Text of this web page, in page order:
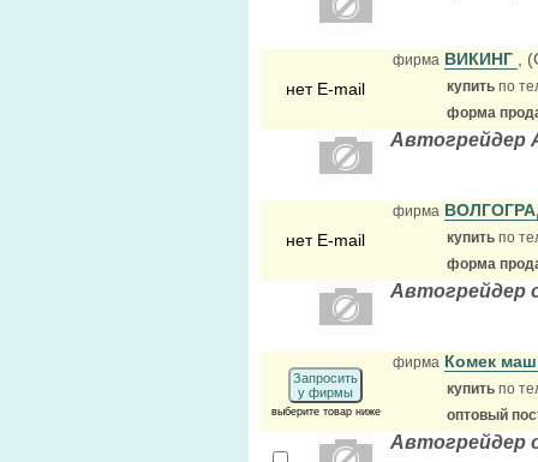
нет E-mail
фирма ВИКИНГ ,
купить по
форма
Автогрейдер
нет E-mail
фирма
купить по
форма
Автогрейдер
Запросить
у фирмы
выберите товар ниже
фирма Комек
купить по
оптовый
Автогрейдер